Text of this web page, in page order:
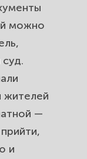
можно
жителей
—
и